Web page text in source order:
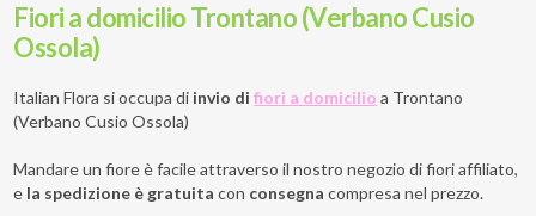
Fiori a domicilio Trontano (Verbano Cusio
Ossola)
Italian Flora si occupa di invio difiori a domicilio a Trontano
(Verbano Cusio Ossola)
Mandare un fiore è facile attraverso il nostro negozio di fiori affiliato,
e la spedizione è gratuita con consegna compresa nel prezzo.